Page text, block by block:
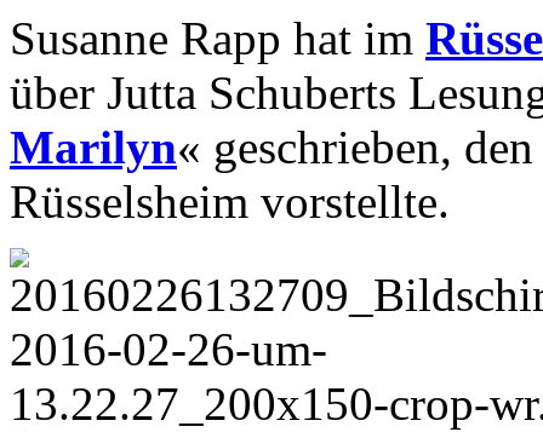
Susanne Rapp hat im
über Jutta Schuberts
Marilyn« geschrieben,
Rüsselsheim vorstellte.